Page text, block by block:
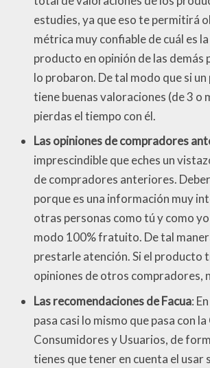
estudies, ya que eso te permitirá
métrica muy confiable de cuál es
producto en opinión de las demás
lo probaron. De tal modo que si
tiene buenas valoraciones (de 3 o
pierdas el tiempo con él.
Las opiniones de compradores
imprescindible que eches un
de compradores anteriores.
porque es una información muy
otras personas como tú y como
modo 100% fratuito. De tal
prestarle atención. Si el producto
opiniones de otros compradores,
Las recomendaciones de Facua:
pasa casi lo mismo que pasa con
Consumidores y Usuarios, de
tienes que tener en cuenta el usar